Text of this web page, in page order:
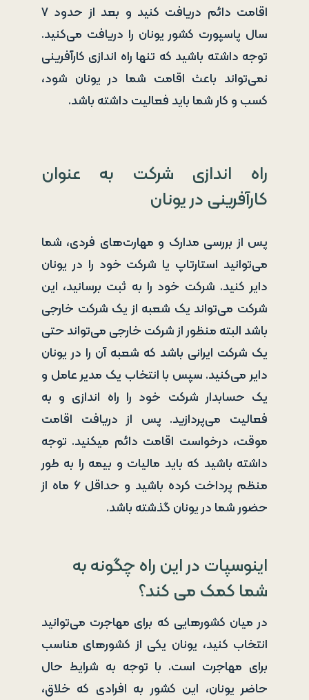
اقامت دائم دریافت کنید و بعد از حدود ۷
سال پاسپورت کشور یونان را دریافت می‌کنید.
توجه داشته باشید که تنها راه اندازی کارآفرینی
نمی‌تواند باعث اقامت شما در یونان شود،
کسب و کار شما باید فعالیت داشته باشد.
راه اندازی شرکت به عنوان
کارآفرینی در یونان
پس از بررسی مدارک و مهارت‌های فردی، شما
می‌توانید استارتاپ یا شرکت خود را در یونان
دایر کنید. شرکت خود را به ثبت برسانید، این
شرکت می‌تواند یک شعبه از یک شرکت خارجی
باشد البته منظور از شرکت خارجی می‌تواند حتی
یک شرکت ایرانی باشد که شعبه آن را در یونان
دایر می‌کنید. سپس با انتخاب یک مدیر عامل و
یک حسابدار شرکت خود را راه اندازی و به
فعالیت می‌پردازید. پس از دریافت اقامت
موقت، درخواست اقامت دائم می‎کنید. توجه
داشته باشید که باید مالیات و بیمه را به طور
منظم پرداخت کرده باشید و حداقل ۶ ماه از
حضور شما در یونان گذشته باشد.
اینوسپات در این راه چگونه به
شما کمک می کند؟
در میان کشورهایی که برای مهاجرت می‌توانید
انتخاب کنید، یونان یکی از کشورهای مناسب
برای مهاجرت است. با توجه به شرایط حال
حاضر یونان، این کشور به افرادی که خلاق،